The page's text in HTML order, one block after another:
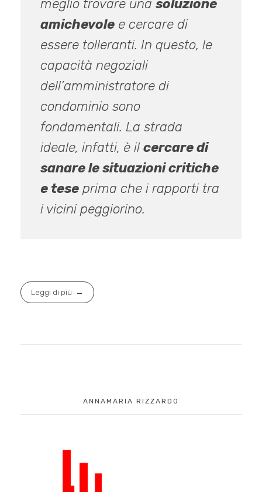
meglio trovare una soluzione
amichevolee cercare di
essere tolleranti. In questo, le
capacità negoziali
dell’amministratore di
condominio sono
fondamentali. La strada
ideale, infatti, è il cercare di
sanare le situazioni critiche
e teseprima che i rapporti tra
i vicini peggiorino.
Leggi di più
ANNAMARIA RIZZARDO